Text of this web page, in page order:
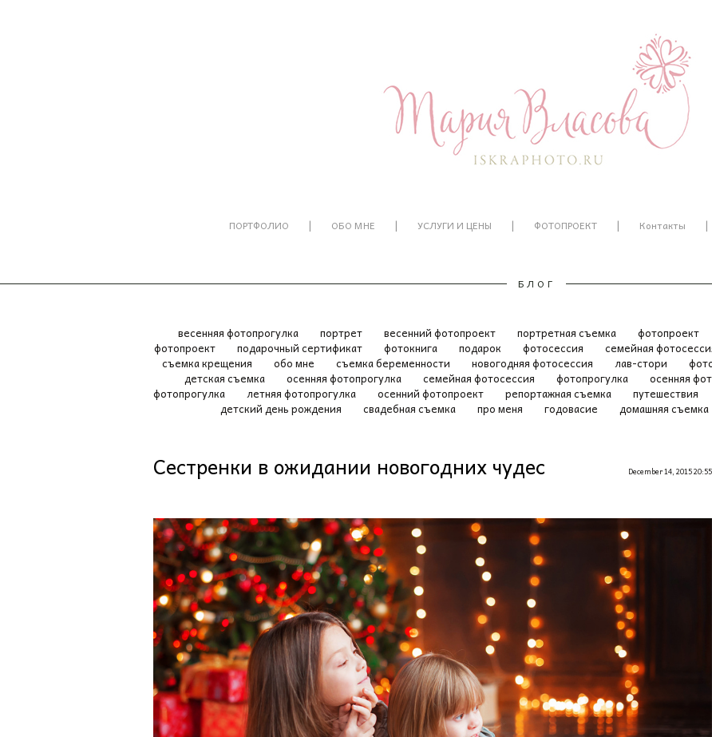
ПОРТФОЛИО | ОБО МНЕ | УСЛУГИ И ЦЕНЫ | ФОТОПРОЕКТ | Контакты |
БЛОГ
весенняя фотопрогулка портрет весенний фотопроект портретная съемка фотопроект
фотопроект
подарочный сертификат фотокнига подарок фотосессия семейная
съемка крещения
обо мне съемка беременности новогодняя фотосессия лав-стори
детская съемка
осенняя фотопрогулка семейная фотосессия фотопрогулка осенняя
фотопрогулка
летняя фотопрогулка осенний фотопроект репортажная съемка путешествия
детский день рождения
свадебная съемка про меня годовасие домашняя съемка
Сестренки в ожидании новогодних чудес December 14, 2015 20:55